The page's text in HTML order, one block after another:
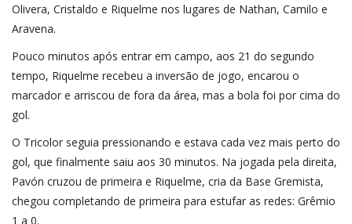
Olivera, Cristaldo e Riquelme nos lugares de Nathan, Camilo e
Aravena.
Pouco minutos após entrar em campo, aos 21 do segundo
tempo, Riquelme recebeu a inversão de jogo, encarou o
marcador e arriscou de fora da área, mas a bola foi por cima do
gol.
O Tricolor seguia pressionando e estava cada vez mais perto do
gol, que finalmente saiu aos 30 minutos. Na jogada pela direita,
Pavón cruzou de primeira e Riquelme, cria da Base Gremista,
chegou completando de primeira para estufar as redes: Grêmio
1 a 0.